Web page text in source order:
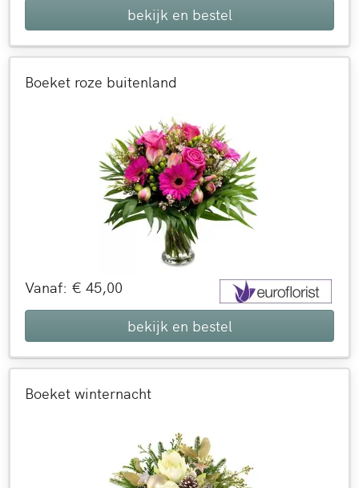
bekijk en bestel
Boeket roze buitenland
Vanaf: € 45,00
bekijk en bestel
Boeket winternacht